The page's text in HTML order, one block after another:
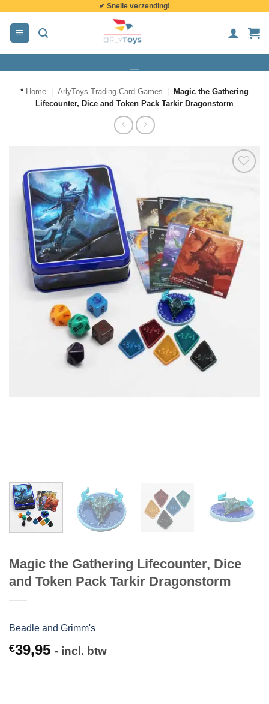
inhoud
✔ Snelle verzending!
* Home ArlyToys Trading Card Games
Magic the Gathering
Lifecounter, Dice and Token Pack Tarkir Dragonstorm
Magic the Gathering Lifecounter, Dice
and Token Pack Tarkir Dragonstorm
Beadle and Grimm's
€39,95 - incl. btw